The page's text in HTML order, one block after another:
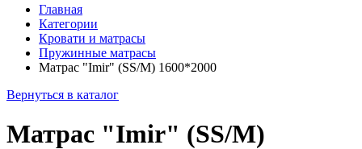
Главная
Категории
Кровати и матрасы
Пружинные матрасы
Матрас "Imir" (SS/M) 1600*2000
Вернуться в каталог
Матрас "Imir" (SS/M)